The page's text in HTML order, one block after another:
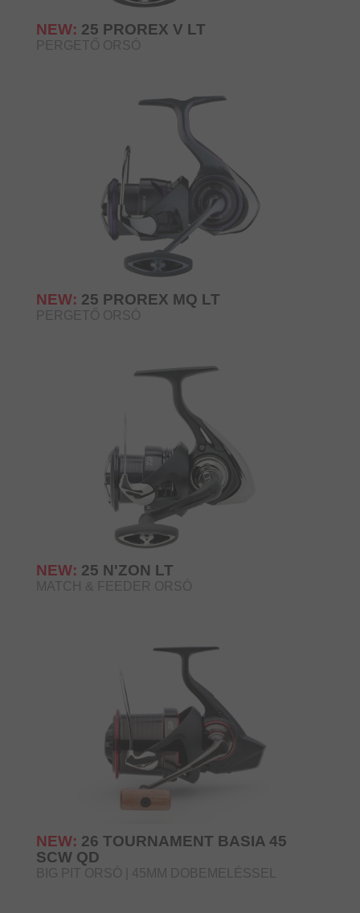
NEW: 25 PROREX V LT
PERGETŐ ORSÓ
NEW: 25 PROREX MQ LT
PERGETŐ ORSÓ
NEW: 25 N'ZON LT
MATCH & FEEDER ORSÓ
NEW: 26 TOURNAMENT BASIA 45
SCW QD
BIG PIT ORSÓ | 45MM DOBEMELÉSSEL